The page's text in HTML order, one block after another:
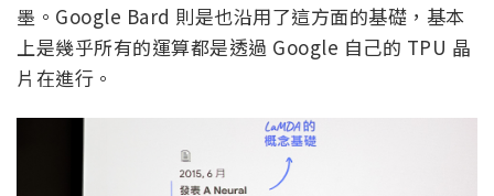
墨。Google Bard 則是也沿用了這方面的基礎，基本
上是幾乎所有的運算都是透過 Google 自己的 TPU 晶
片在進行。